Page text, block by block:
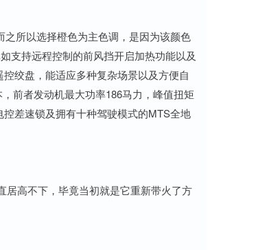
所以选择橙色为主色调，是因为该颜色
支持远程控制的前风挡开启加热功能以及
绞盘，能适应多种复杂场景以及方便自
前者发动机最大功率186马力，峰值扭矩
控差速锁及拥有十种驾驶模式的MTS全地
居高不下，毕竟当初就是它重新带火了方